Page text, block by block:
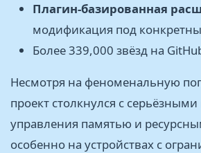
Плагин-базированная
модификация под
Более 339,000 звёзд на
Несмотря на феноменальную
проект столкнулся с
управления памятью и
особенно на устройствах с